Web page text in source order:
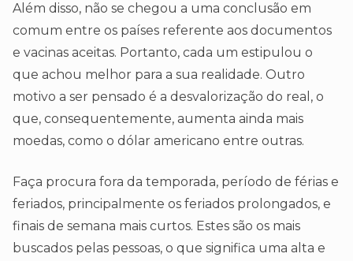
Além disso, não se chegou a uma conclusão em
comum entre os países referente aos documentos
e vacinas aceitas. Portanto, cada um estipulou o
que achou melhor para a sua realidade. Outro
motivo a ser pensado é a desvalorização do real, o
que, consequentemente, aumenta ainda mais
moedas, como o dólar americano entre outras.
Faça procura fora da temporada, período de férias e
feriados, principalmente os feriados prolongados, e
finais de semana mais curtos. Estes são os mais
buscados pelas pessoas, o que significa uma alta e